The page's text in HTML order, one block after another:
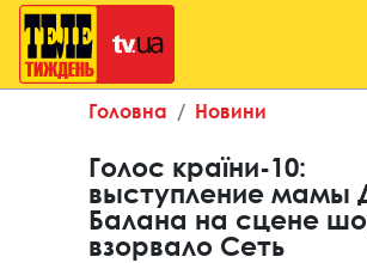
Головна Новини
Голос країни-10:
выступление мамы
Балана на сцене
взорвало Сеть